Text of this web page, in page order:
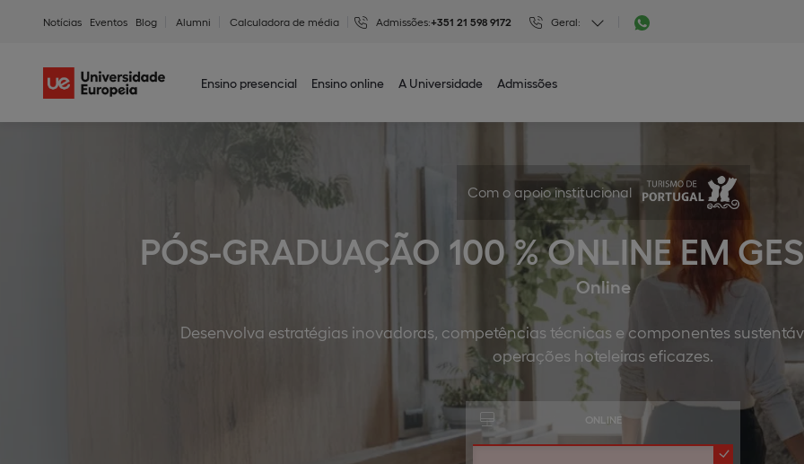
Notícias Eventos Blog Alumni Calculadora de média Admissões:+351 21 598 9172 Geral:
Ensino presencial Ensino online A Universidade Admissões
Com o apoio institucional
PÓS-GRADUAÇÃO 100 % ONLINE EM
Online
Desenvolva estratégias inovadoras, competências técnicas e componentes
operações hoteleiras eficazes.
ONLINE